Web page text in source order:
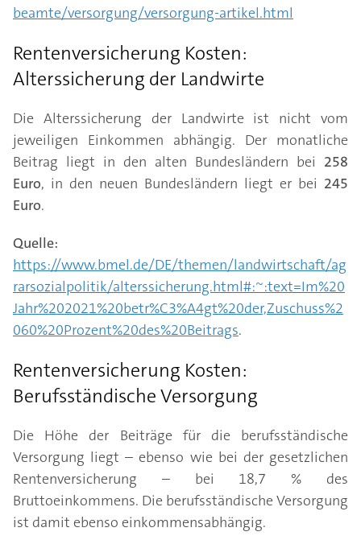
beamte/versorgung/versorgung-artikel.html
Rentenversicherung Kosten:
Alterssicherung der Landwirte
Die Alterssicherung der Landwirte ist nicht vom
jeweiligen Einkommen abhängig. Der monatliche
Beitrag liegt in den alten Bundesländern bei 258
Euro, in den neuen Bundesländern liegt er bei 245
Euro.
Quelle:
https://www.bmel.de/DE/themen/landwirtschaft/ag
rarsozialpolitik/alterssicherung.html#:~:text=Im%20
Jahr%202021%20betr%C3%A4gt%20der,Zuschuss%2
060%20Prozent%20des%20Beitrags.
Rentenversicherung Kosten:
Berufsständische Versorgung
Die Höhe der Beiträge für die berufsständische
Versorgung liegt – ebenso wie bei der gesetzlichen
Rentenversicherung – bei 18,7 % des
Bruttoeinkommens. Die berufsständische Versorgung
ist damit ebenso einkommensabhängig.